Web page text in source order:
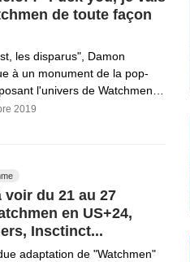
de toute façon
les disparus", Damon
à un monument de la pop-
l'univers de Watchmen…
2019
voir du 21 au 27
en US+24,
Insctinct...
adaptation de "Watchmen"